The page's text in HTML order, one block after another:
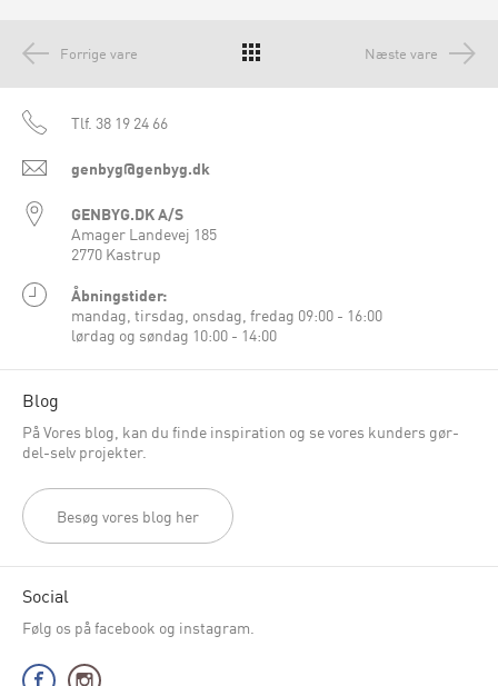
Forrige vare Næste vare
Tlf. 38 19 24 66
genbyg@genbyg.dk
GENBYG.DK A/S
Amager Landevej 185
2770 Kastrup
Åbningstider:
mandag, tirsdag, onsdag, fredag 09:00 - 16:00
lørdag og søndag 10:00 - 14:00
Blog
På Vores blog, kan du finde inspiration og se vores kunders gør-
del-selv projekter.
Besøg vores blog her
Social
Følg os på facebook og instagram.